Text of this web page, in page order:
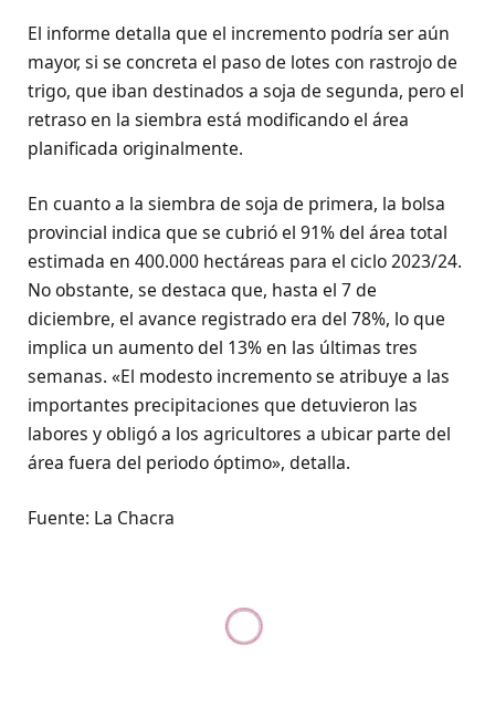
El informe detalla que el incremento podría ser aún
mayor, si se concreta el paso de lotes con rastrojo de
trigo, que iban destinados a soja de segunda, pero el
retraso en la siembra está modificando el área
planificada originalmente.
En cuanto a la siembra de soja de primera, la bolsa
provincial indica que se cubrió el 91% del área total
estimada en 400.000 hectáreas para el ciclo 2023/24.
No obstante, se destaca que, hasta el 7 de
diciembre, el avance registrado era del 78%, lo que
implica un aumento del 13% en las últimas tres
semanas. «El modesto incremento se atribuye a las
importantes precipitaciones que detuvieron las
labores y obligó a los agricultores a ubicar parte del
área fuera del periodo óptimo», detalla.
Fuente: La Chacra